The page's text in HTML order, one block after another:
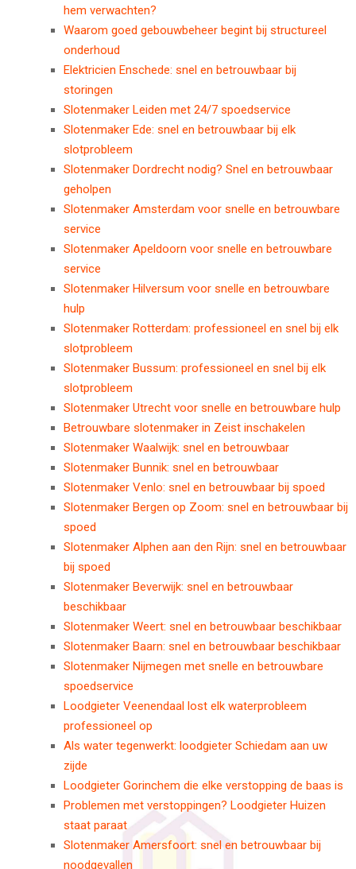
hem verwachten?
Waarom goed gebouwbeheer begint bij structureel
onderhoud
Elektricien Enschede: snel en betrouwbaar bij
storingen
Slotenmaker Leiden met 24/7 spoedservice
Slotenmaker Ede: snel en betrouwbaar bij elk
slotprobleem
Slotenmaker Dordrecht nodig? Snel en betrouwbaar
geholpen
Slotenmaker Amsterdam voor snelle en betrouwbare
service
Slotenmaker Apeldoorn voor snelle en betrouwbare
service
Slotenmaker Hilversum voor snelle en betrouwbare
hulp
Slotenmaker Rotterdam: professioneel en snel bij elk
slotprobleem
Slotenmaker Bussum: professioneel en snel bij elk
slotprobleem
Slotenmaker Utrecht voor snelle en betrouwbare hulp
Betrouwbare slotenmaker in Zeist inschakelen
Slotenmaker Waalwijk: snel en betrouwbaar
Slotenmaker Bunnik: snel en betrouwbaar
Slotenmaker Venlo: snel en betrouwbaar bij spoed
Slotenmaker Bergen op Zoom: snel en betrouwbaar bij
spoed
Slotenmaker Alphen aan den Rijn: snel en betrouwbaar
bij spoed
Slotenmaker Beverwijk: snel en betrouwbaar
beschikbaar
Slotenmaker Weert: snel en betrouwbaar beschikbaar
Slotenmaker Baarn: snel en betrouwbaar beschikbaar
Slotenmaker Nijmegen met snelle en betrouwbare
spoedservice
Loodgieter Veenendaal lost elk waterprobleem
professioneel op
Als water tegenwerkt: loodgieter Schiedam aan uw
zijde
Loodgieter Gorinchem die elke verstopping de baas is
Problemen met verstoppingen? Loodgieter Huizen
staat paraat
Slotenmaker Amersfoort: snel en betrouwbaar bij
noodgevallen